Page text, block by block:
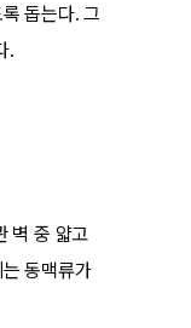
돕는다. 그
.
벽 중 얇고
동맥류가